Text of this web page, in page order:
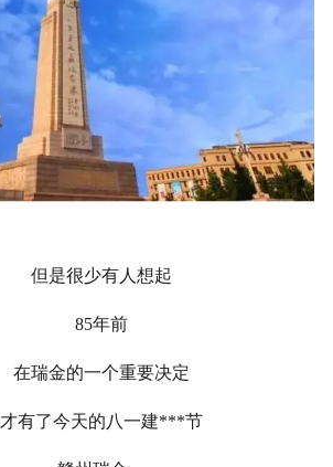
但是很少有人想起
85年前
在瑞金的一个重要决定
才有了今天的八一建***节